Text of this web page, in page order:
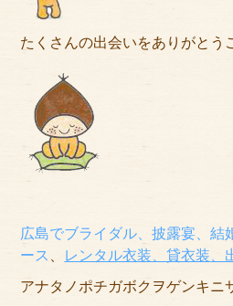
たくさんの出会いをありがとう
広島でブライダル、披露宴、結
ース
レンタル衣装、貸衣装
アナタノポチガボクヲゲンキニ